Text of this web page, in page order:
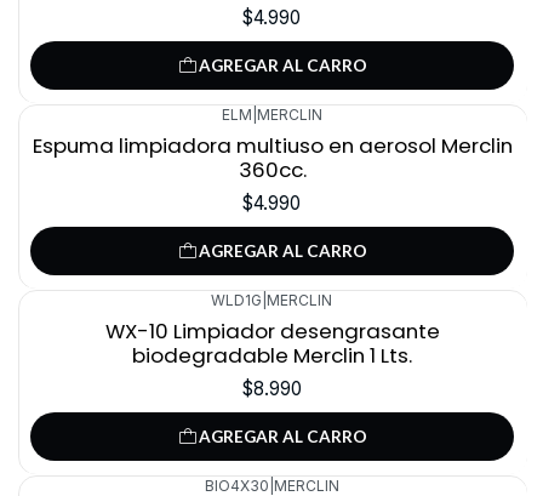
$4.990
AGREGAR AL CARRO
ELM MERCLIN
Espuma limpiadora multiuso en aerosol Merclin
360cc.
$4.990
AGREGAR AL CARRO
WLD1G MERCLIN
WX-10 Limpiador desengrasante
biodegradable Merclin 1 Lts.
$8.990
AGREGAR AL CARRO
BIO4X30 MERCLIN